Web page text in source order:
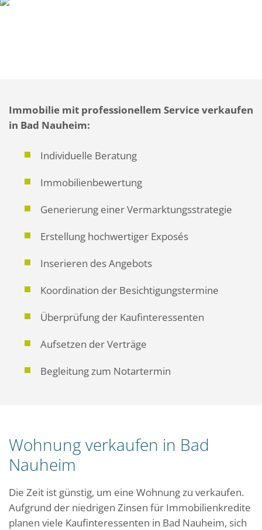
Immobilie mit professionellem Service verkaufen
in Bad Nauheim:
Individuelle Beratung
Immobilienbewertung
Generierung einer Vermarktungsstrategie
Erstellung hochwertiger Exposés
Inserieren des Angebots
Koordination der Besichtigungstermine
Überprüfung der Kaufinteressenten
Aufsetzen der Verträge
Begleitung zum Notartermin
Wohnung verkaufen in Bad
Nauheim
Die Zeit ist günstig, um eine Wohnung zu verkaufen.
Aufgrund der niedrigen Zinsen für Immobilienkredite
planen viele Kaufinteressenten in Bad Nauheim, sich